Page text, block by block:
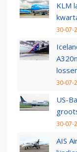
KLM
30-07-
30-07-
US-
30-07-
AIS